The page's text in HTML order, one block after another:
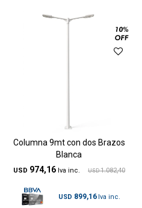
Columna 9mt con dos Brazos
Blanca
USD 974,16 USD 1.082,40
USD 899,16